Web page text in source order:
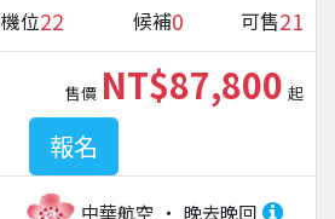
機位22 候補0 可售21
中華航空 晚去晚回
售價 NT$87,800 起
報名